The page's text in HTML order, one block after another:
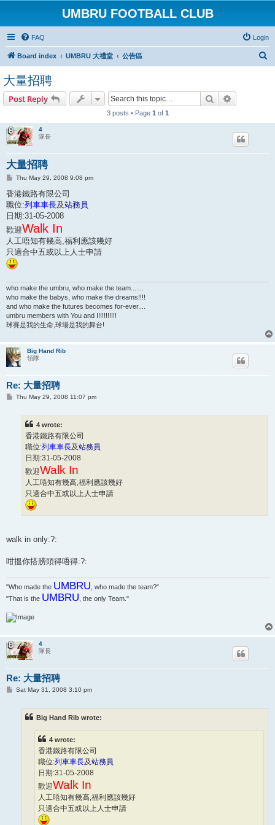
UMBRU FOOTBALL CLUB
FAQ Login
Board index UMBRU 大禮堂 公告區
大量招聘
Post Reply Search
3 posts • Page 1 of 1
4
隊長
大量招聘
P
s
t
Thu May 29, 2008 9:08 pm
香港鐵路有限公司
職位:列車車長及站務員
日期:31-05-2008
歡迎Walk In
人工唔知有幾高,福利應該幾好
只適合中五或以上人士申請
who make the umbru, who make the team.......
who make the babys, who make the dreams!!!!
and who make the futures becomes for-ever....
umbru members with You and I!!!!!!!!!!
球賽是我的生命,球場是我的舞台!
Big Hand Rib
領隊
Re: 大量招聘
PThu May 29, 2008 11:07 pm
4 wrote:
香港鐵路有限公司
職位:列車車長及站務員
日期:31-05-2008
歡迎Walk In
人工唔知有幾高,福利應該幾好
只適合中五或以上人士申請
walk in only:?:
咁搵你搭膀頭得唔得:?:
"Who made the UMBRU , who made the team?"
"That is the UMBRU , the only Team."
4
隊長
Re: 大量招聘
PSat May 31, 2008 3:10 pm
Big Hand Rib wrote:
4 wrote:
香港鐵路有限公司
職位:列車車長及站務員
日期:31-05-2008
歡迎Walk In
人工唔知有幾高,福利應該幾好
只適合中五或以上人士申請